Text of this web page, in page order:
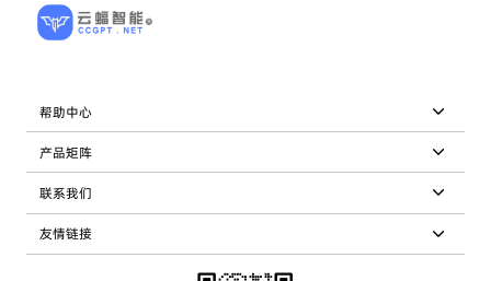
帮助中心
产品矩阵
联系我们
友情链接